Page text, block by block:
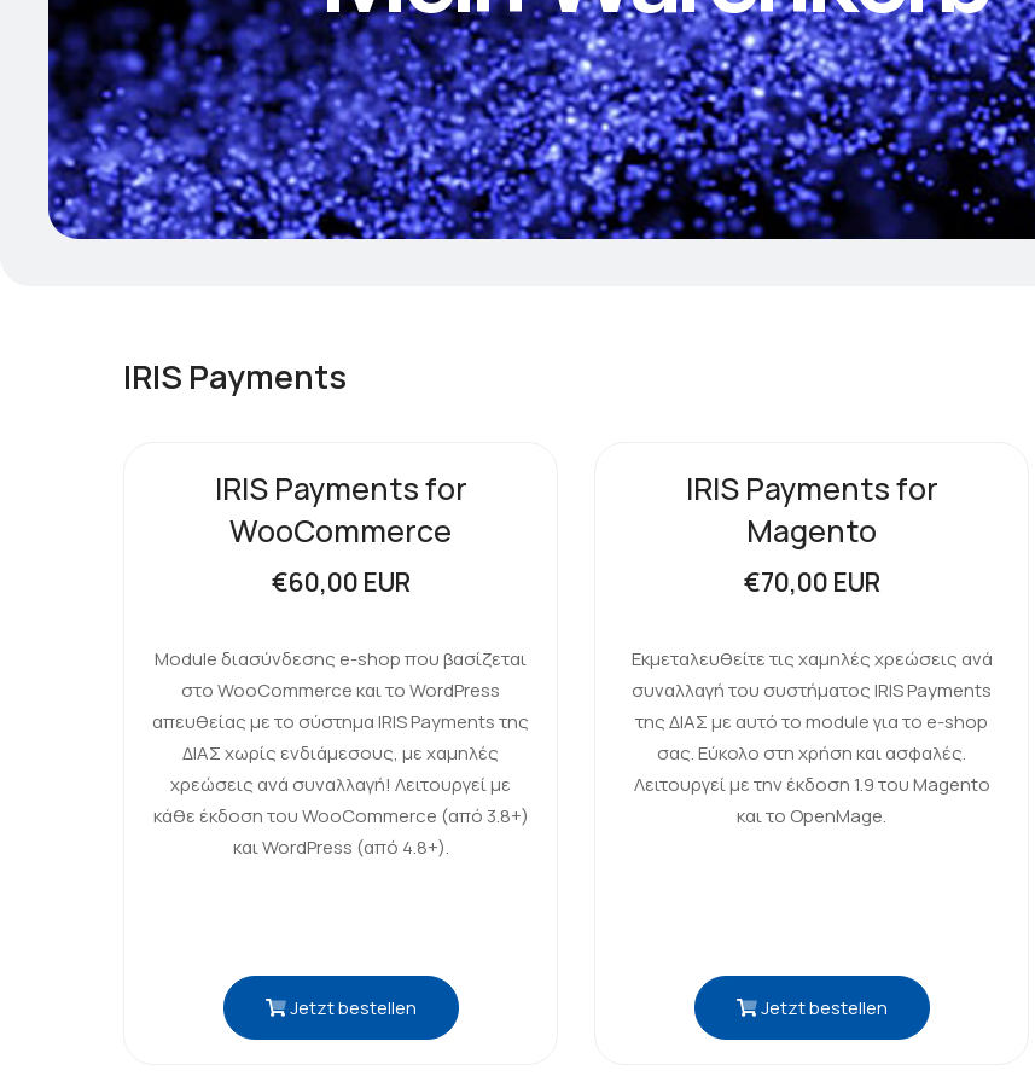
IRIS Payments
IRIS Payments for
WooCommerce
€60,00 EUR
Module διασύνδεσης e-shop που βασίζεται
στο WooCommerce και το WordPress
απευθείας με το σύστημα IRIS Payments της
ΔΙΑΣ χωρίς ενδιάμεσους, με χαμηλές
χρεώσεις ανά συναλλαγή! Λειτουργεί με
κάθε έκδοση του WooCommerce (από 3.8+)
και WordPress (από 4.8+).
Jetzt bestellen
IRIS Payments for
Magento
€70,00 EUR
Εκμεταλευθείτε τις χαμηλές χρεώσεις ανά
συναλλαγή του συστήματος IRIS Payments
της ΔΙΑΣ με αυτό το module για το e-shop
σας. Εύκολο στη χρήση και ασφαλές.
Λειτουργεί με την έκδοση 1.9 του Magento
και το OpenMage.
Jetzt bestellen